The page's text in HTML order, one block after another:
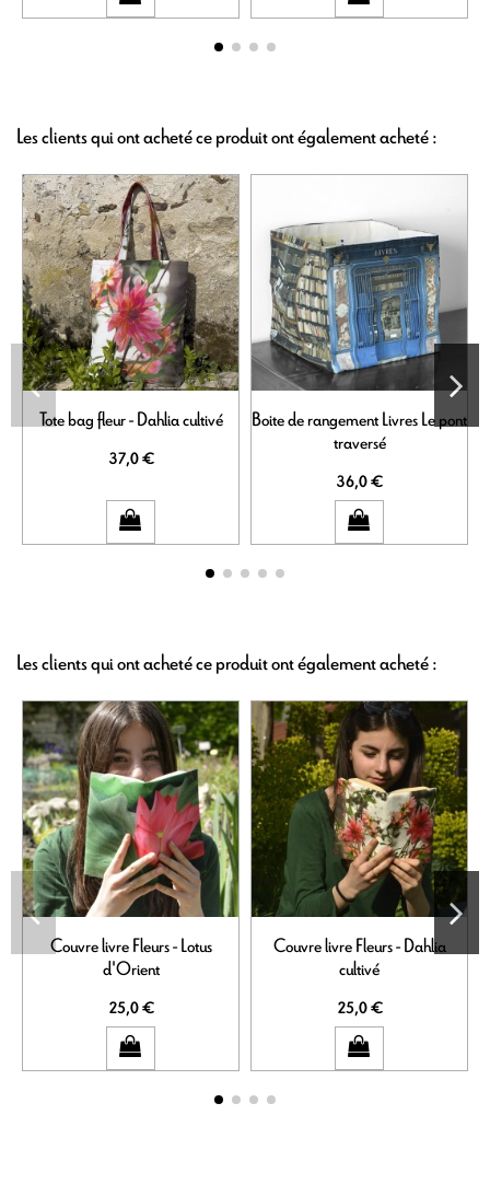
Les clients qui ont acheté ce produit ont également acheté :
Tote bag fleur - Dahlia cultivé
37,0 €
Boite de rangement Livres Le pont
traversé
36,0 €
Les clients qui ont acheté ce produit ont également acheté :
Couvre livre Fleurs - Lotus
d'Orient
25,0 €
Couvre livre Fleurs - Dahlia
cultivé
25,0 €